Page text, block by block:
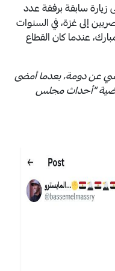
سابقة برفقة عدد
إلى غزة، في السنوات
عندما كان القطاع
عفو رئاسي عن دومة، بعدما أمضى
“أحداث مجلس